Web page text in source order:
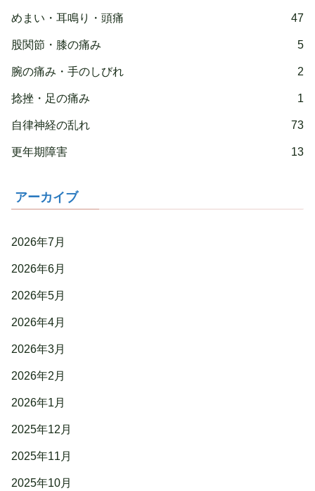
めまい・耳鳴り・頭痛 47
股関節・膝の痛み 5
腕の痛み・手のしびれ 2
捻挫・足の痛み 1
自律神経の乱れ 73
更年期障害 13
アーカイブ
2026年7月
2026年6月
2026年5月
2026年4月
2026年3月
2026年2月
2026年1月
2025年12月
2025年11月
2025年10月